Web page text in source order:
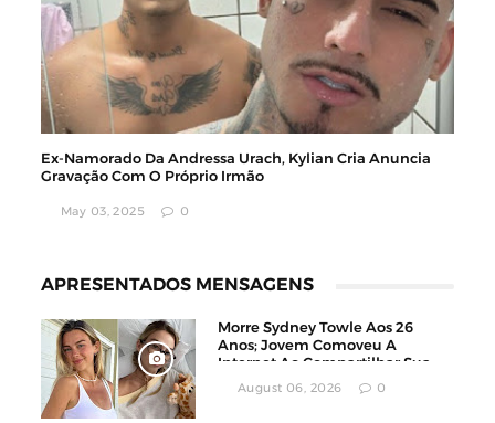
Ex-Namorado Da Andressa Urach, Kylian Cria Anuncia
Gravação Com O Próprio Irmão
May 03, 2025 0
APRESENTADOS MENSAGENS
Morre Sydney Towle Aos 26
Anos; Jovem Comoveu A
Internet Ao Compartilhar Sua
Luta Contra O Câncer
August 06, 2026 0